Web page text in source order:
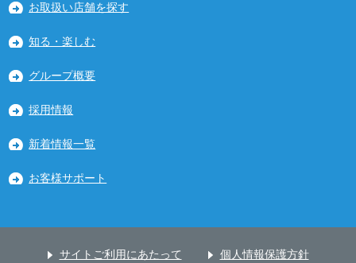
お取扱い店舗を探す
知る・楽しむ
グループ概要
採用情報
新着情報一覧
お客様サポート
サイトご利用にあたって 個人情報保護方針